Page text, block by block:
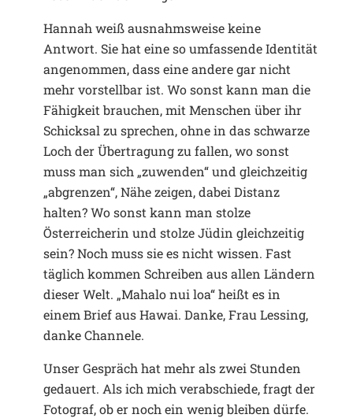
Hannah weiß ausnahmsweise keine
Antwort. Sie hat eine so umfassende Identität
angenommen, dass eine andere gar nicht
mehr vorstellbar ist. Wo sonst kann man die
Fähigkeit brauchen, mit Menschen über ihr
Schicksal zu sprechen, ohne in das schwarze
Loch der Übertragung zu fallen, wo sonst
muss man sich „zuwenden“ und gleichzeitig
„abgrenzen“, Nähe zeigen, dabei Distanz
halten? Wo sonst kann man stolze
Österreicherin und stolze Jüdin gleichzeitig
sein? Noch muss sie es nicht wissen. Fast
täglich kommen Schreiben aus allen Ländern
dieser Welt. „Mahalo nui loa“ heißt es in
einem Brief aus Hawai. Danke, Frau Lessing,
danke Channele.
Unser Gespräch hat mehr als zwei Stunden
gedauert. Als ich mich verabschiede, fragt der
Fotograf, ob er noch ein wenig bleiben dürfe.